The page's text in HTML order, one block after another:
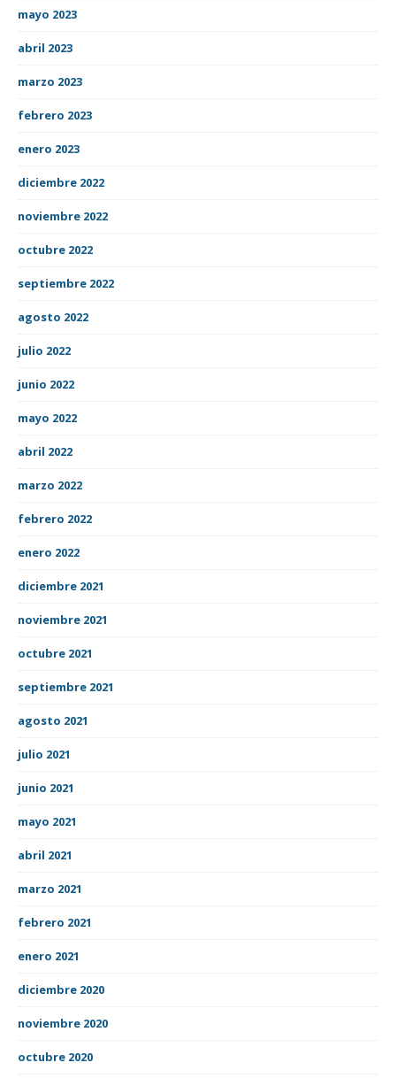
mayo 2023
abril 2023
marzo 2023
febrero 2023
enero 2023
diciembre 2022
noviembre 2022
octubre 2022
septiembre 2022
agosto 2022
julio 2022
junio 2022
mayo 2022
abril 2022
marzo 2022
febrero 2022
enero 2022
diciembre 2021
noviembre 2021
octubre 2021
septiembre 2021
agosto 2021
julio 2021
junio 2021
mayo 2021
abril 2021
marzo 2021
febrero 2021
enero 2021
diciembre 2020
noviembre 2020
octubre 2020